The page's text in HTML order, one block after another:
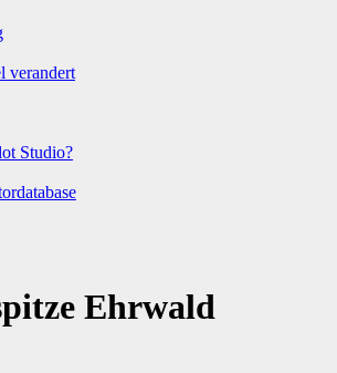
verandert
Studio?
Ehrwald